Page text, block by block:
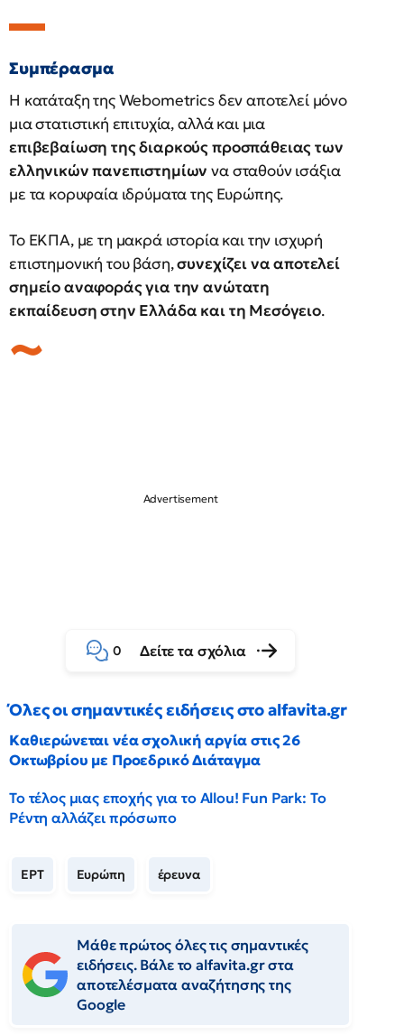
Συμπέρασμα
Η κατάταξη της Webometrics δεν αποτελεί μόνο
μια στατιστική επιτυχία, αλλά και μια
επιβεβαίωση της διαρκούς προσπάθειας των
ελληνικών πανεπιστημίων να σταθούν ισάξια
με τα κορυφαία ιδρύματα της Ευρώπης.
Το ΕΚΠΑ, με τη μακρά ιστορία και την ισχυρή
επιστημονική του βάση,συνεχίζει να αποτελεί
σημείο αναφοράς για την ανώτατη
εκπαίδευση στην Ελλάδα και τη Μεσόγειο.
0 Δείτε τα σχόλια
Όλες οι σημαντικές ειδήσεις στο alfavita.gr
Καθιερώνεται νέα σχολική αργία στις 26
Οκτωβρίου με Προεδρικό Διάταγμα
Το τέλος μιας εποχής για το Allou! Fun Park: Το
Ρέντη αλλάζει πρόσωπο
ΕΡΤ Ευρώπη έρευνα
Μάθε πρώτος όλες τις σημαντικές
ειδήσεις. Βάλε το alfavita.gr στα
αποτελέσματα αναζήτησης της
Google